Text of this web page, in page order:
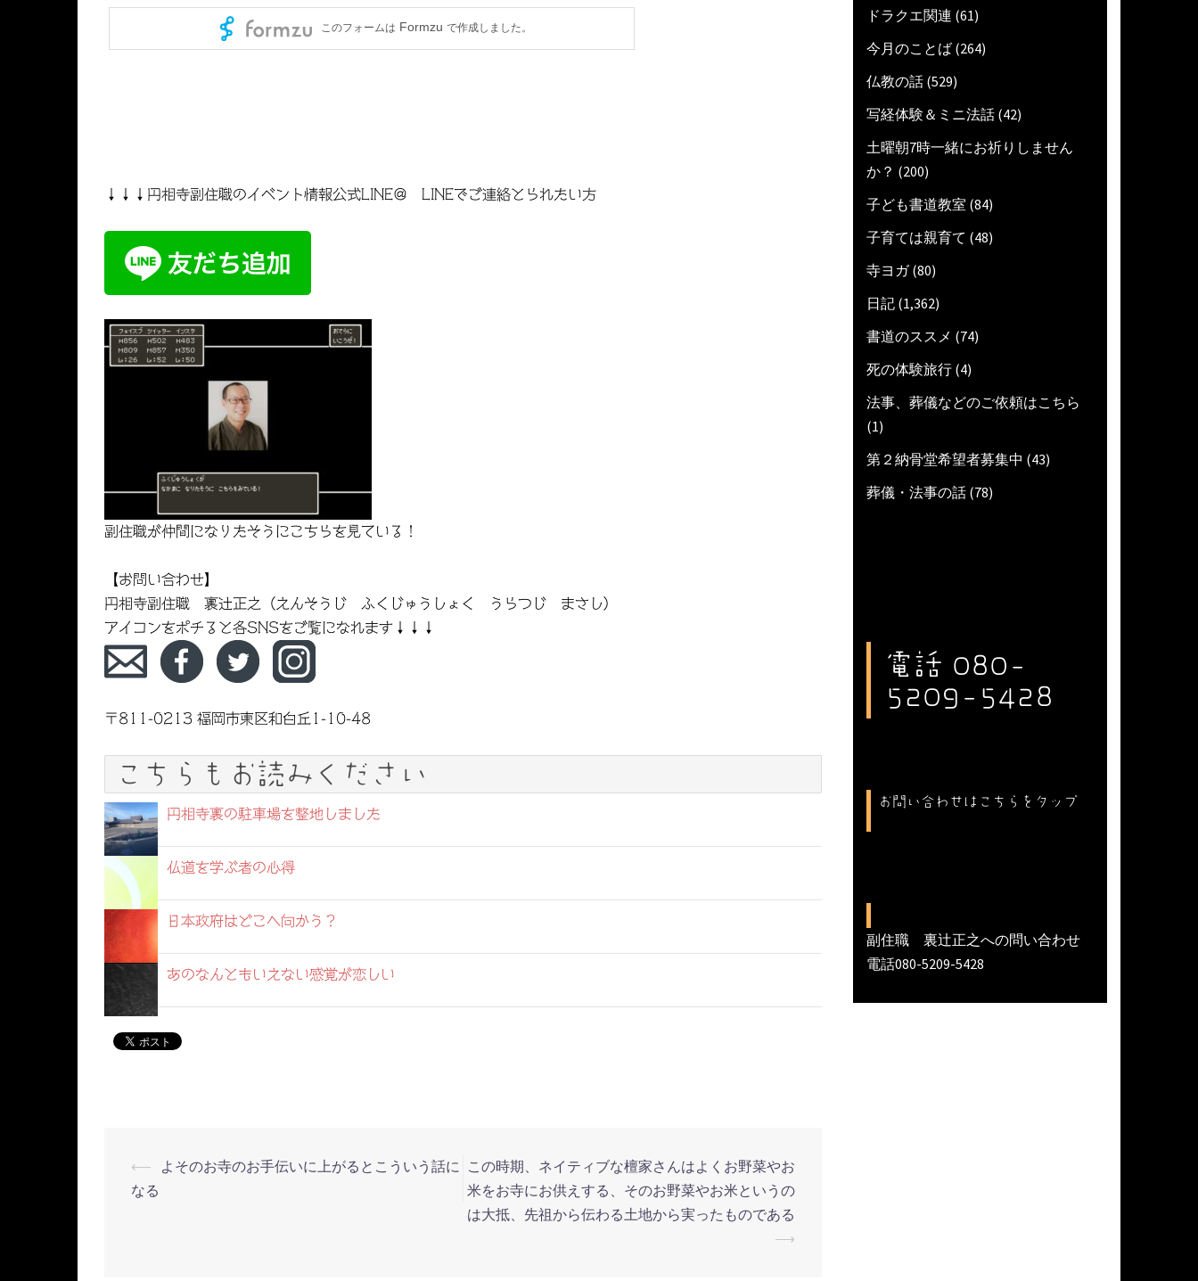
↓↓↓円相寺副住職のイベント情報公式LINE＠ LINEでご連絡とられたい方
副住職が仲間になりたそうにこちらを見ている！
【お問い合わせ】
円相寺副住職 裏辻正之（えんそうじ ふくじゅうしょく うらつじ まさし）
アイコンをポチると各SNSをご覧になれます↓↓↓
〒811-0213 福岡市東区和白丘1-10-48
こちらもお読みください
円相寺裏の駐車場を整地しました
仏道を学ぶ者の心得
日本政府はどこへ向かう？
あのなんともいえない感覚が恋しい
投
⟵
よそのお寺のお手伝いに上がるとこういう話に
なる
この時期、ネイティブな檀家さんはよくお野菜やお
米をお寺にお供えする、そのお野菜やお米というの
は大抵、先祖から伝わる土地から実ったものである
⟶
ドラクエ関連 (61)
今月のことば (264)
仏教の話 (529)
写経体験＆ミニ法話 (42)
土曜朝7時一緒にお祈りしません
か？ (200)
子ども書道教室 (84)
子育ては親育て (48)
寺ヨガ(80)
日記 (1,362)
書道のススメ (74)
死の体験旅行 (4)
法事、葬儀などのご依頼はこちら
(1)
第２納骨堂希望者募集中 (43)
葬儀・法事の話 (78)
電話 080-
5209-5428
お問い合わせはこちらをタップ
副住職 裏辻正之への問い合わせ
電話080-5209-5428